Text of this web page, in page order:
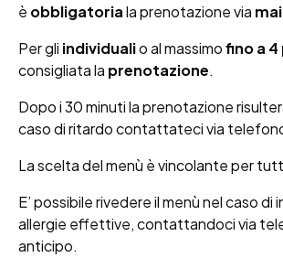
è obbligatoriala prenotazione via
Per gli individualio al massimofino a 4
consigliata la prenotazione.
Dopo i 30 minuti la prenotazione
caso di ritardo contattateci via
La scelta del menù è vincolante per
E’ possibile rivedere il menù nel caso di
allergie effettive, contattandoci via
anticipo.